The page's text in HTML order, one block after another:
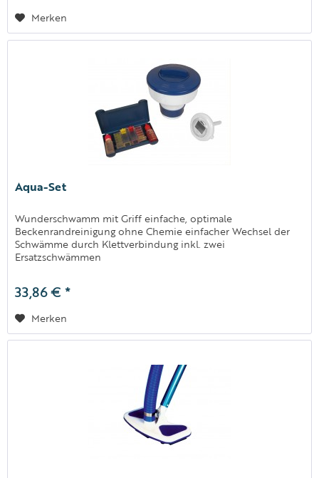
Merken
Aqua-Set
Wunderschwamm mit Griff einfache, optimale
Beckenrandreinigung ohne Chemie einfacher Wechsel der
Schwämme durch Klettverbindung inkl. zwei
Ersatzschwämmen
33,86 € *
Merken